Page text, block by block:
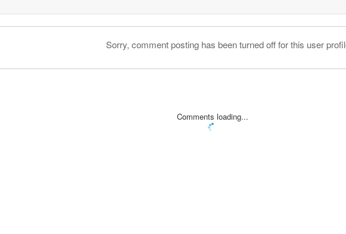
Sorry, comment posting has been turned off for this user
Comments loading...